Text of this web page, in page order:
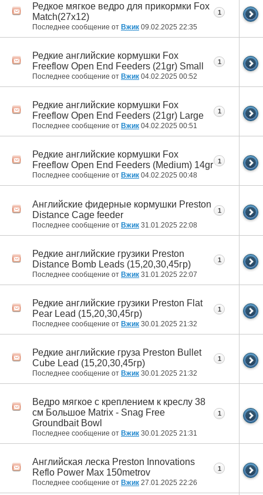
Редкое мягкое ведро для прикормки Fox
Match(27x12)
Последнее сообщение от Вжик 09.02.2025 22:35
1
Редкие английские кормушки Fox
Freeflow Open End Feeders (21gr) Small
Последнее сообщение от Вжик 04.02.2025 00:52
1
Редкие английские кормушки Fox
Freeflow Open End Feeders (21gr) Large
Последнее сообщение от Вжик 04.02.2025 00:51
1
Редкие английские кормушки Fox
Freeflow Open End Feeders (Medium) 14gr
Последнее сообщение от Вжик 04.02.2025 00:48
1
Английские фидерные кормушки Preston
Distance Cage feeder
Последнее сообщение от Вжик 31.01.2025 22:08
1
Редкие английские грузики Preston
Distance Bomb Leads (15,20,30,45гр)
Последнее сообщение от Вжик 31.01.2025 22:07
1
Редкие английские грузики Preston Flat
Pear Lead (15,20,30,45гр)
Последнее сообщение от Вжик 30.01.2025 21:32
1
Редкие английские груза Preston Bullet
Cube Lead (15,20,30,45гр)
Последнее сообщение от Вжик 30.01.2025 21:32
1
Ведро мягкое с креплением к креслу 38
см Большое Matrix - Snag Free
Groundbait Bowl
Последнее сообщение от Вжик 30.01.2025 21:31
1
Английская леска Preston Innovations
Reflo Power Max 150metrov
Последнее сообщение от Вжик 27.01.2025 22:26
1